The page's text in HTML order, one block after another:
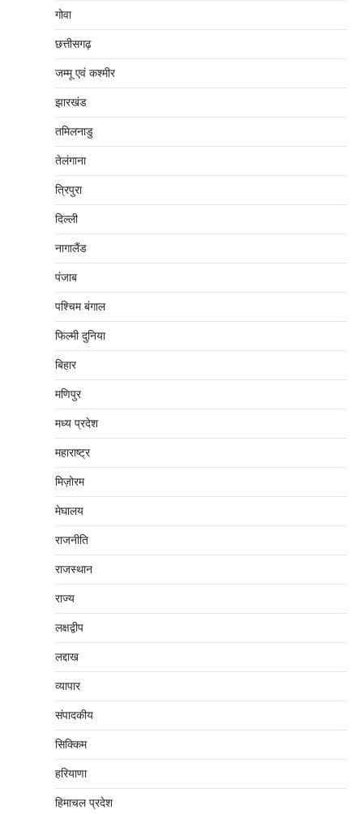
गोवा
छत्तीसगढ़
जम्‍मू एवं कश्‍मीर
झारखंड
तमिलनाडु
तेलंगाना
त्रिपुरा
दिल्‍ली
नागालैंड
पंजाब
पश्चिम बंगाल
फिल्मी दुनिया
बिहार
मणिपुर
मध्‍य प्रदेश
महाराष्‍ट्र
मिज़ोरम
मेघालय
राजनीति
राजस्थान
राज्य
लक्षद्वीप
लद्दाख
व्यापार
संपादकीय
सिक्किम
हरियाणा
हिमाचल प्रदेश